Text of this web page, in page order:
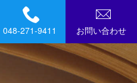
048-271-9411
お問い合わせ